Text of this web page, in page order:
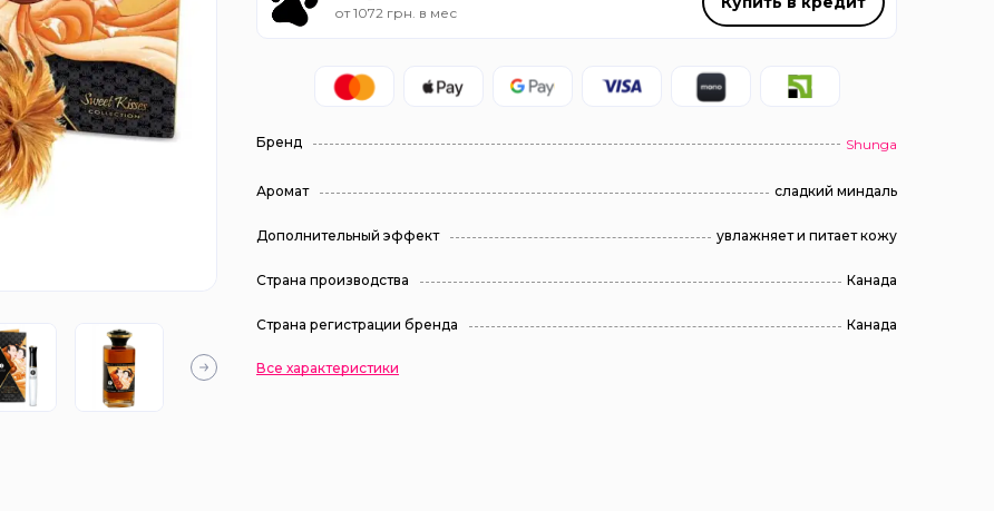
от 1072 грн. в мес
Бренд Shunga
Аромат сладкий миндаль
Дополнительный эффект увлажняет и питает кожу
Страна производства Канада
Страна регистрации бренда Канада
Все характеристики